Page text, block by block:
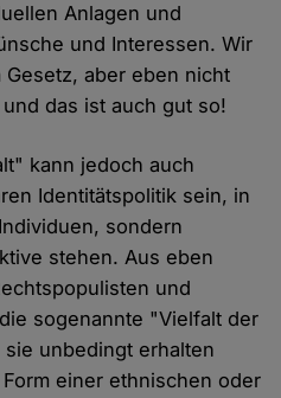
Anlagen und
und Interessen. Wir
aber eben nicht
das ist auch gut so!
kann jedoch auch
Identitätspolitik sein, in
sondern
stehen. Aus eben
und
sogenannte "Vielfalt der
unbedingt erhalten
einer ethnischen oder